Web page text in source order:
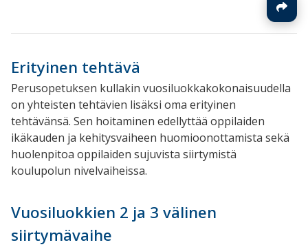
Erityinen tehtävä
Perusopetuksen kullakin vuosiluokkakokonaisuudella
on yhteisten tehtävien lisäksi oma erityinen
tehtävänsä. Sen hoitaminen edellyttää oppilaiden
ikäkauden ja kehitysvaiheen huomioonottamista sekä
huolenpitoa oppilaiden sujuvista siirtymistä
koulupolun nivelvaiheissa.
Vuosiluokkien 2 ja 3 välinen
siirtymävaihe